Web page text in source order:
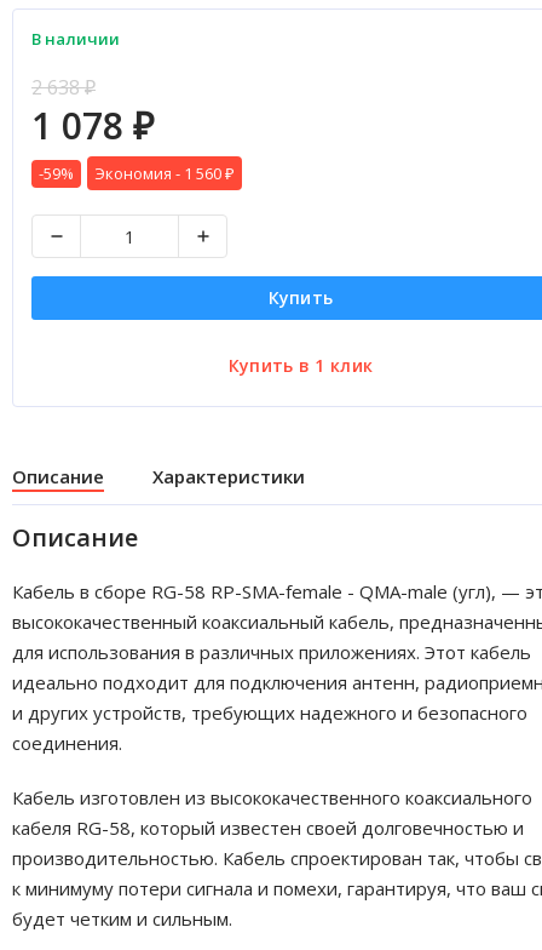
В наличии
2 638₽
1 078 ₽
-59% Экономия - 1 560 ₽
Купить
Описание Характеристики
Описание
Кабель в сборе RG-58 RP-SMA-female - QMA-male (угл), —
высококачественный коаксиальный кабель,
для использования в различных приложениях. Этот кабель
идеально подходит для подключения антенн,
и других устройств, требующих надежного и безопасного
соединения.
Кабель изготовлен из высококачественного коаксиального
кабеля RG-58, который известен своей долговечностью и
производительностью. Кабель спроектирован так, чтобы
к минимуму потери сигнала и помехи, гарантируя, что ваш
будет четким и сильным.